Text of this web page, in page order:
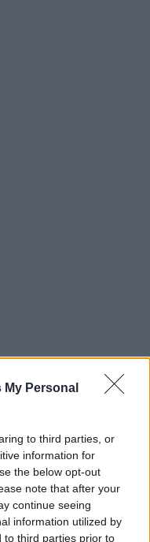
Personal
to third parties, or
information for
the below opt-out
note that after your
continue seeing
information utilized by
to third parties prior to
13:38
για τα τρανς
μελέτη με